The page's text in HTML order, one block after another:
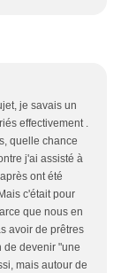
je savais un
effectivement .
quelle chance
j'ai assisté à
ont été
c'était pour
que nous en
avoir de prêtres
de devenir "une
mais autour de